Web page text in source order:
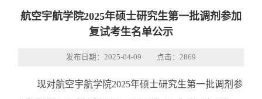
航空宇航学院2025年硕士研究生第一批调剂参加
复试考生名单公示
发布日期：2025-04-09 点击： 2869
现对航空宇航学院2025年硕士研究生第一批调剂参